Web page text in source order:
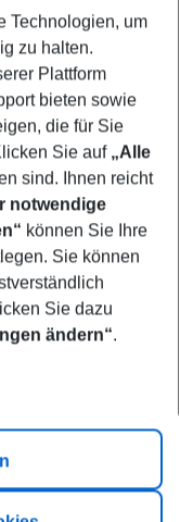
Technologien, um
zu halten.
Plattform
bieten sowie
die für Sie
Sie auf „Alle
sind. Ihnen reicht
notwendige
können Sie Ihre
Sie können
Sie dazu
ändern“.